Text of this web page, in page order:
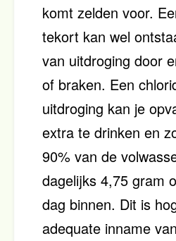
komt zelden voor.
tekort kan wel
van uitdroging door
of braken. Een
uitdroging kan je
extra te drinken en
90% van de
dagelijks 4,75 gram
dag binnen. Dit is
adequate inname